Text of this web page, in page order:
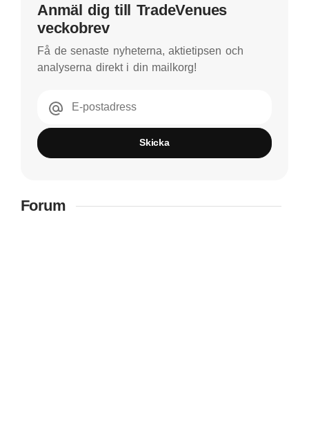
Anmäl dig till TradeVenues
veckobrev
Få de senaste nyheterna, aktietipsen och
analyserna direkt i din mailkorg!
E-postadress
Skicka
Forum